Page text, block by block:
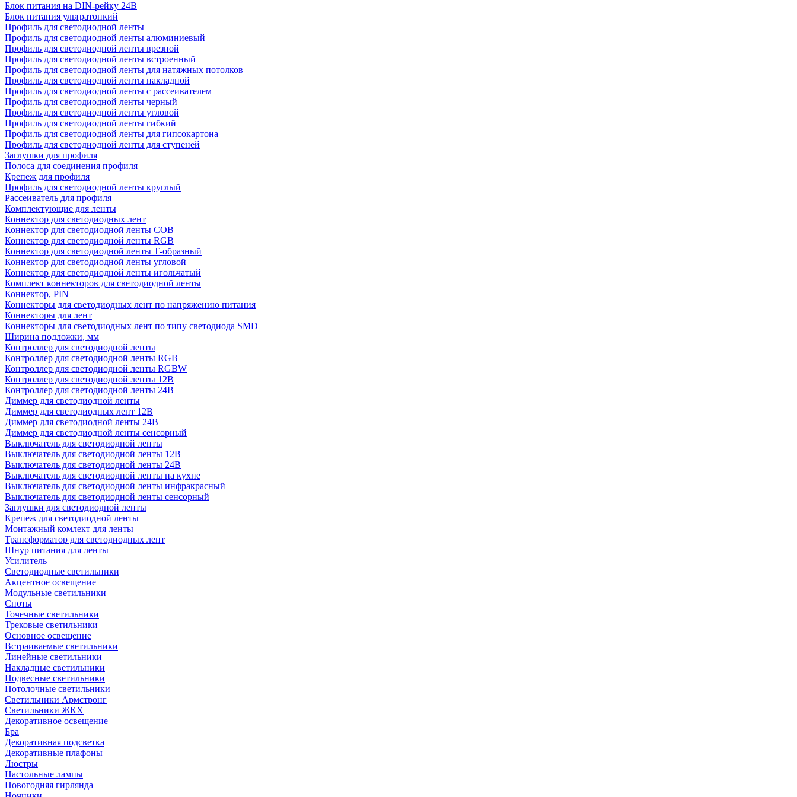
Блок питания на DIN-рейку 24В
Блок питания ультратонкий
Профиль для светодиодной ленты
Профиль для светодиодной ленты алюминиевый
Профиль для светодиодной ленты врезной
Профиль для светодиодной ленты встроенный
Профиль для светодиодной ленты для натяжных потолков
Профиль для светодиодной ленты накладной
Профиль для светодиодной ленты с рассеивателем
Профиль для светодиодной ленты черный
Профиль для светодиодной ленты угловой
Профиль для светодиодной ленты гибкий
Профиль для светодиодной ленты для гипсокартона
Профиль для светодиодной ленты для ступеней
Заглушки для профиля
Полоса для соединения профиля
Крепеж для профиля
Профиль для светодиодной ленты круглый
Рассеиватель для профиля
Комплектующие для ленты
Коннектор для светодиодных лент
Коннектор для светодиодной ленты COB
Коннектор для светодиодной ленты RGB
Коннектор для светодиодной ленты Т-образный
Коннектор для светодиодной ленты угловой
Коннектор для светодиодной ленты игольчатый
Комплект коннекторов для светодиодной ленты
Коннектор, PIN
Коннекторы для светодиодных лент по напряжению питания
Коннекторы для лент
Коннекторы для светодиодных лент по типу светодиода SMD
Ширина подложки, мм
Контроллер для светодиодной ленты
Контроллер для светодиодной ленты RGB
Контроллер для светодиодной ленты RGBW
Контроллер для светодиодной ленты 12В
Контроллер для светодиодной ленты 24В
Диммер для светодиодной ленты
Диммер для светодиодных лент 12В
Диммер для светодиодной ленты 24В
Диммер для светодиодной ленты сенсорный
Выключатель для светодиодной ленты
Выключатель для светодиодной ленты 12В
Выключатель для светодиодной ленты 24В
Выключатель для светодиодной ленты на кухне
Выключатель для светодиодной ленты инфракрасный
Выключатель для светодиодной ленты сенсорный
Заглушки для светодиодной ленты
Крепеж для светодиодной ленты
Монтажный комлект для ленты
Трансформатор для светодиодных лент
Шнур питания для ленты
Усилитель
Светодиодные светильники
Акцентное освещение
Модульные светильники
Споты
Точечные светильники
Трековые светильники
Основное освещение
Встраиваемые светильники
Линейные светильники
Накладные светильники
Подвесные светильники
Потолочные светильники
Светильники Армстронг
Светильники ЖКХ
Декоративное освещение
Бра
Декоративная подсветка
Декоративные плафоны
Люстры
Настольные лампы
Новогодняя гирлянда